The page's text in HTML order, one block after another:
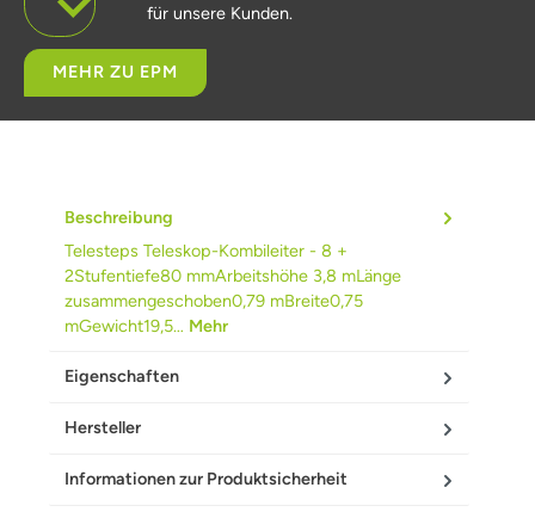
für unsere Kunden.
MEHR ZU EPM
Beschreibung
Telesteps Teleskop-Kombileiter - 8 +
2Stufentiefe80 mmArbeitshöhe 3,8 mLänge
zusammengeschoben0,79 mBreite0,75
mGewicht19,5… Mehr
Eigenschaften
Hersteller
Informationen zur Produktsicherheit